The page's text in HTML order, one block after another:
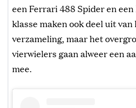
een Ferrari 488 Spider en
klasse maken ook deel uit van
verzameling, maar het
vierwielers gaan alweer een
mee.